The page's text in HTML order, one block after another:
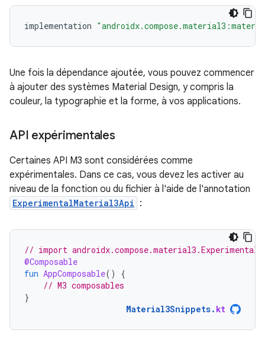
implementation
Une fois la dépendance ajoutée, vous pouvez commencer
à ajouter des systèmes Material Design, y compris la
couleur, la typographie et la forme, à vos applications.
API expérimentales
Certaines API M3 sont considérées comme
expérimentales. Dans ce cas, vous devez les activer au
niveau de la fonction ou du fichier à l'aide de l'annotation
ExperimentalMaterial3Api :
// import
@Composable
fun AppComposable()
{
// M3 composables
}
Material3Snippets. kt